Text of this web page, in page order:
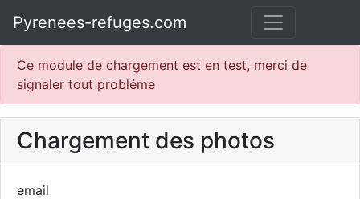
Pyrenees-refuges.com
Ce module de chargement est en test, merci de
signaler tout probléme
Chargement des photos
email